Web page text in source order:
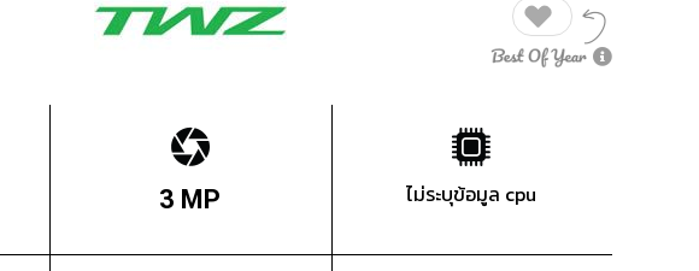
3 MP ไม่ระบุข้อมูล cpu